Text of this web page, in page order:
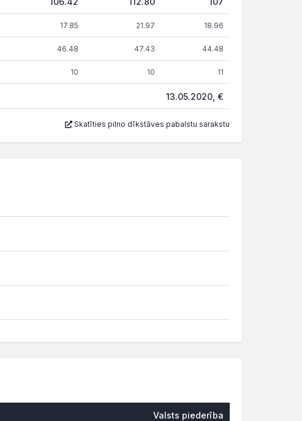
17.85 21.97 18.96
46.48 47.43 44.48
10 10 11
13.05.2020, €
Skatīties pilno dīkstāves pabalstu sarakstu
Valsts piederība